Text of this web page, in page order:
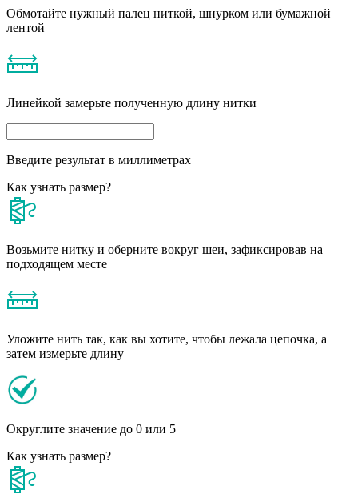
Обмотайте нужный палец ниткой, шнурком или бумажной
лентой
Линейкой замерьте полученную длину нитки
Введите результат в миллиметрах
Как узнать размер?
Возьмите нитку и оберните вокруг шеи, зафиксировав на
подходящем месте
Уложите нить так, как вы хотите, чтобы лежала цепочка, а
затем измерьте длину
Округлите значение до 0 или 5
Как узнать размер?